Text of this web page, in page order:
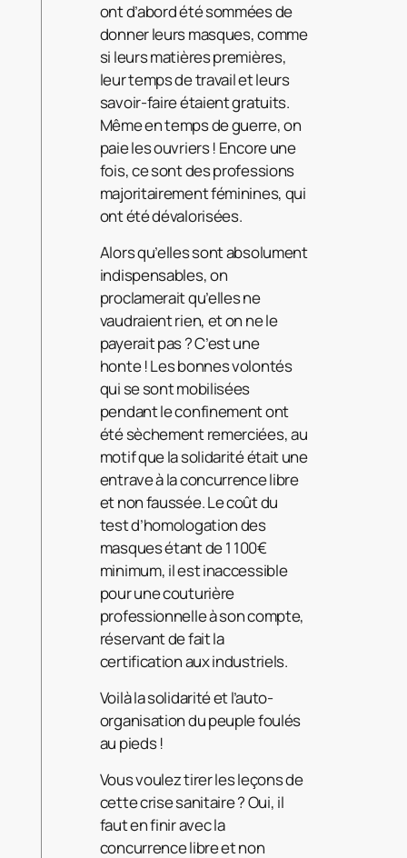
ont d’abord été sommées de
donner leurs masques, comme
si leurs matières premières,
leur temps de travail et leurs
savoir-faire étaient gratuits.
Même en temps de guerre, on
paie les ouvriers ! Encore une
fois, ce sont des professions
majoritairement féminines, qui
ont été dévalorisées.
Alors qu’elles sont absolument
indispensables, on
proclamerait qu’elles ne
vaudraient rien, et on ne le
payerait pas ? C’est une
honte ! Les bonnes volontés
qui se sont mobilisées
pendant le confinement ont
été sèchement remerciées, au
motif que la solidarité était une
entrave à la concurrence libre
et non faussée. Le coût du
test d’homologation des
masques étant de 1 100€
minimum, il est inaccessible
pour une couturière
professionnelle à son compte,
réservant de fait la
certification aux industriels.
Voilà la solidarité et l’auto-
organisation du peuple foulés
au pieds !
Vous voulez tirer les leçons de
cette crise sanitaire ? Oui, il
faut en finir avec la
concurrence libre et non